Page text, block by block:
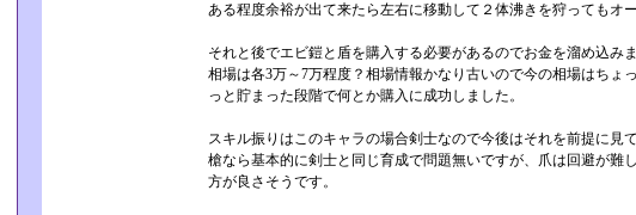
ある程度余裕が出て来たら左右に移動して２体沸きを狩ってもオー
それと後でエビ鎧と盾を購入する必要があるのでお金を溜め込みま
相場は各3万～7万程度？相場情報かなり古いので今の相場はちょ
っと貯まった段階で何とか購入に成功しました。
スキル振りはこのキャラの場合剣士なので今後はそれを前提に見て
槍なら基本的に剣士と同じ育成で問題無いですが、爪は回避が難
方が良さそうです。